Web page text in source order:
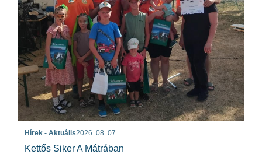
Hírek - Aktuális2026. 08. 07.
Kettős Siker A Mátrában